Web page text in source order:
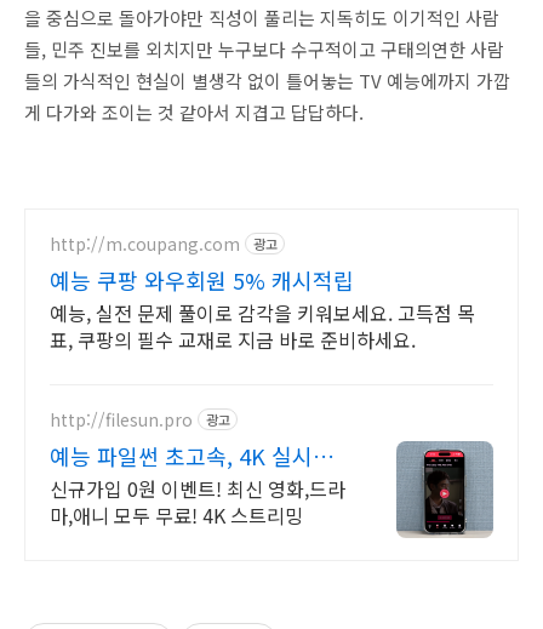
을 중심으로 돌아가야만 직성이 풀리는 지독히도 이기적인 사람
들, 민주 진보를 외치지만 누구보다 수구적이고 구태의연한 사람
들의 가식적인 현실이 별생각 없이 틀어놓는 TV 예능에까지 가깝
게 다가와 조이는 것 같아서 지겹고 답답하다.
http://m.coupang.com 광고
예능 쿠팡 와우회원 5% 캐시적립
예능, 실전 문제 풀이로 감각을 키워보세요. 고득점 목
표, 쿠팡의 필수 교재로 지금 바로 준비하세요.
http://filesun.pro 광고
예능 파일썬 초고속, 4K 실시간
보기!
신규가입 0원 이벤트! 최신 영화,드라
마,애니 모두 무료! 4K 스트리밍